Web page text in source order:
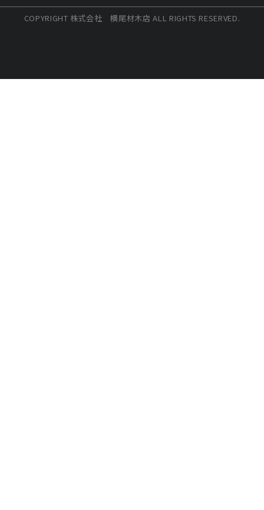
COPYRIGHT 株式会社 横尾材木店 ALL RIGHTS RESERVED.